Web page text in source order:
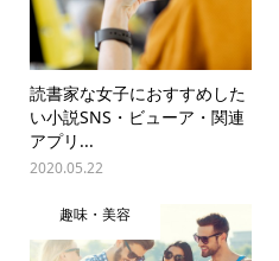
読書家な女子におすすめした
い小説SNS・ビューア・関連
アプリ...
2020.05.22
趣味・美容